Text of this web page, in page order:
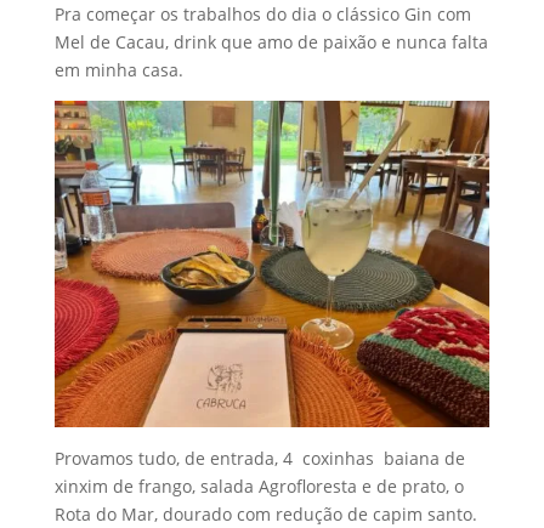
Pra começar os trabalhos do dia o clássico Gin com
Mel de Cacau, drink que amo de paixão e nunca falta
em minha casa.
Provamos tudo, de entrada, 4 coxinhas baiana de
xinxim de frango, salada Agrofloresta e de prato, o
Rota do Mar, dourado com redução de capim santo.